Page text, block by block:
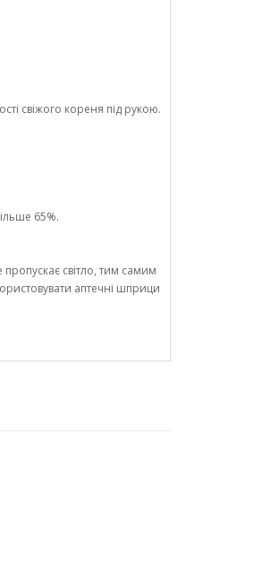
свіжого кореня під рукою.
65%.
світло, тим самим
аптечні шприци